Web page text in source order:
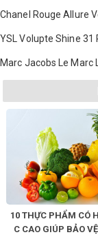
Chanel Rouge Allure
YSL Volupte Shine 31
Marc Jacobs Le Marc
10 THỰC PHẨM CÓ
C CAO GIÚP BẢO